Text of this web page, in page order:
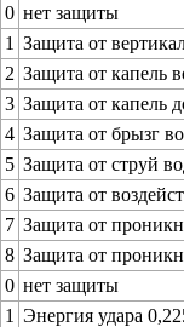
0 нет защиты
1 Защита от
2 Защита от капель
3 Защита от капель
4 Защита от брызг
5 Защита от струй
6 Защита от
7 Защита от
8 Защита от
0 нет защиты
1 Энергия удара